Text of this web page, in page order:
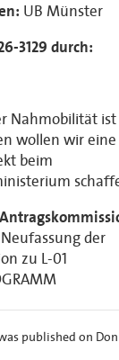
UB Münster
3129 durch:
Nahmobilität ist
wollen wir eine
beim
der
zu L-01
published on